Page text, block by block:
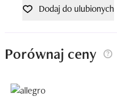
Dodaj do ulubionych
Porównaj ceny